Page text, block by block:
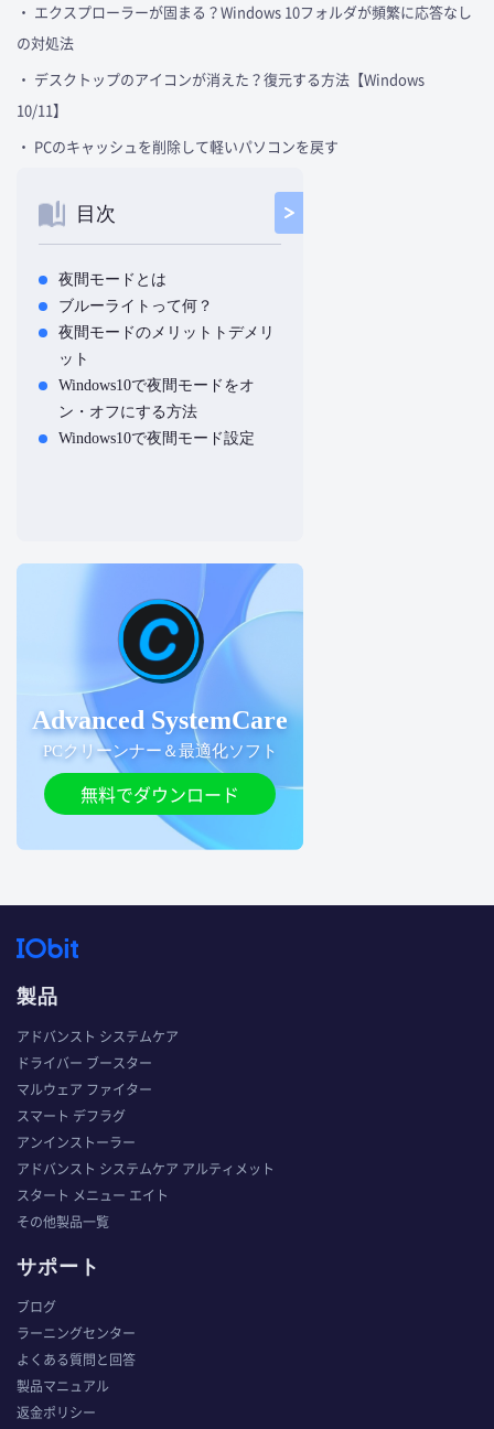
・ エクスプローラーが固まる？Windows 10フォルダが頻繁に応答なし
の対処法
・ デスクトップのアイコンが消えた？復元する方法【Windows
10/11】
・ PCのキャッシュを削除して軽いパソコンを戻す
目次
夜間モードとは
ブルーライトって何？
夜間モードのメリットトデメリ
ット
Windows10で夜間モードをオ
ン・オフにする方法
Windows10で夜間モード設定
Advanced SystemCare
PCクリーンナー＆最適化ソフト
無料でダウンロード
製品
アドバンスト システムケア
ドライバー ブースター
マルウェア ファイター
スマート デフラグ
アンインストーラー
アドバンスト システムケア アルティメット
スタート メニュー エイト
その他製品一覧
サポート
ブログ
ラーニングセンター
よくある質問と回答
製品マニュアル
返金ポリシー